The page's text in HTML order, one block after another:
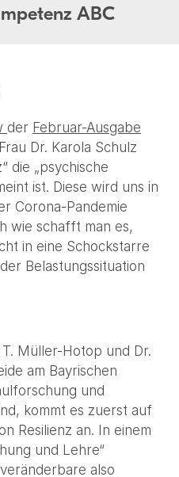
ABC
der Februar-Ausgabe
Dr. Karola Schulz
die „psychische
ist. Diese wird uns in
Corona-Pandemie
wie schafft man es,
in eine Schockstarre
Belastungssituation
Müller-Hotop und Dr.
am Bayrischen
und
kommt es zuerst auf
Resilienz an. In einem
und Lehre“
also